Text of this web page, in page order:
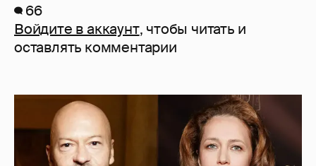
66
Войдите в аккаунт, чтобы читать и
оставлять комментарии